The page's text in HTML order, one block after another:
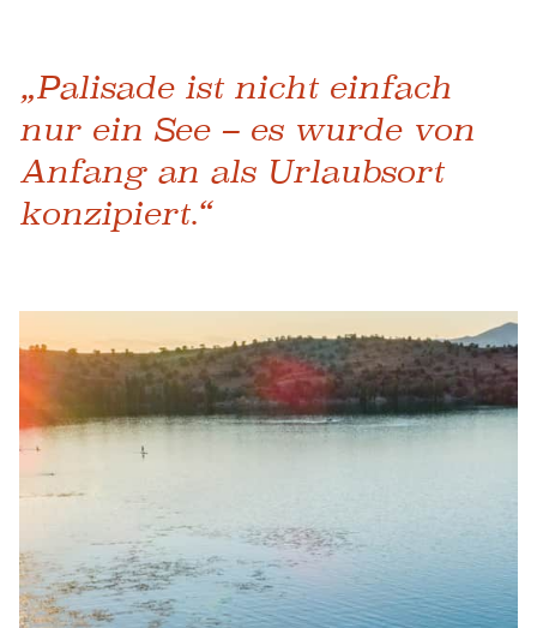
„Palisade ist nicht einfach
nur ein See – es wurde von
Anfang an als Urlaubsort
konzipiert.“